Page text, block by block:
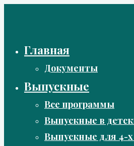
Главная
Документы
Выпускные
Все программы
Выпускные в
Выпускные для 4-х